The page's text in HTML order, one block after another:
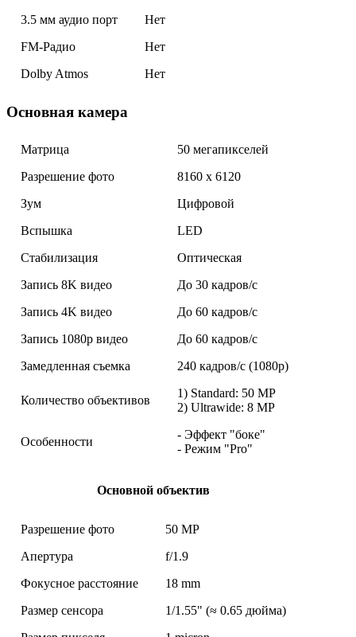
3.5 мм аудио порт
Нет
FM-Радио
Нет
Dolby Atmos
Нет
Основная камера
Матрица
50 мегапикселей
Разрешение фото
8160 x 6120
Зум
Цифровой
Вспышка
LED
Стабилизация
Оптическая
Запись 8K видео
До 30 кадров/с
Запись 4K видео
До 60 кадров/с
Запись 1080p видео
До 60 кадров/с
Замедленная съемка
240 кадров/с (1080p)
Количество объективов
1) Standard: 50 MP
2) Ultrawide: 8 MP
Особенности
- Эффект "боке"
- Режим "Pro"
Основной объектив
Разрешение фото
50 MP
Апертура
f/1.9
Фокусное расстояние
18 mm
Размер сенсора
1/1.55" (≈ 0.65 дюйма)